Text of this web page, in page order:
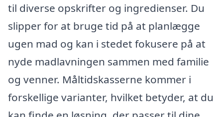
til diverse opskrifter og ingredienser. Du
slipper for at bruge tid på at planlægge
ugen mad og kan i stedet fokusere på at
nyde madlavningen sammen med familie
og venner. Måltidskasserne kommer i
forskellige varianter, hvilket betyder, at du